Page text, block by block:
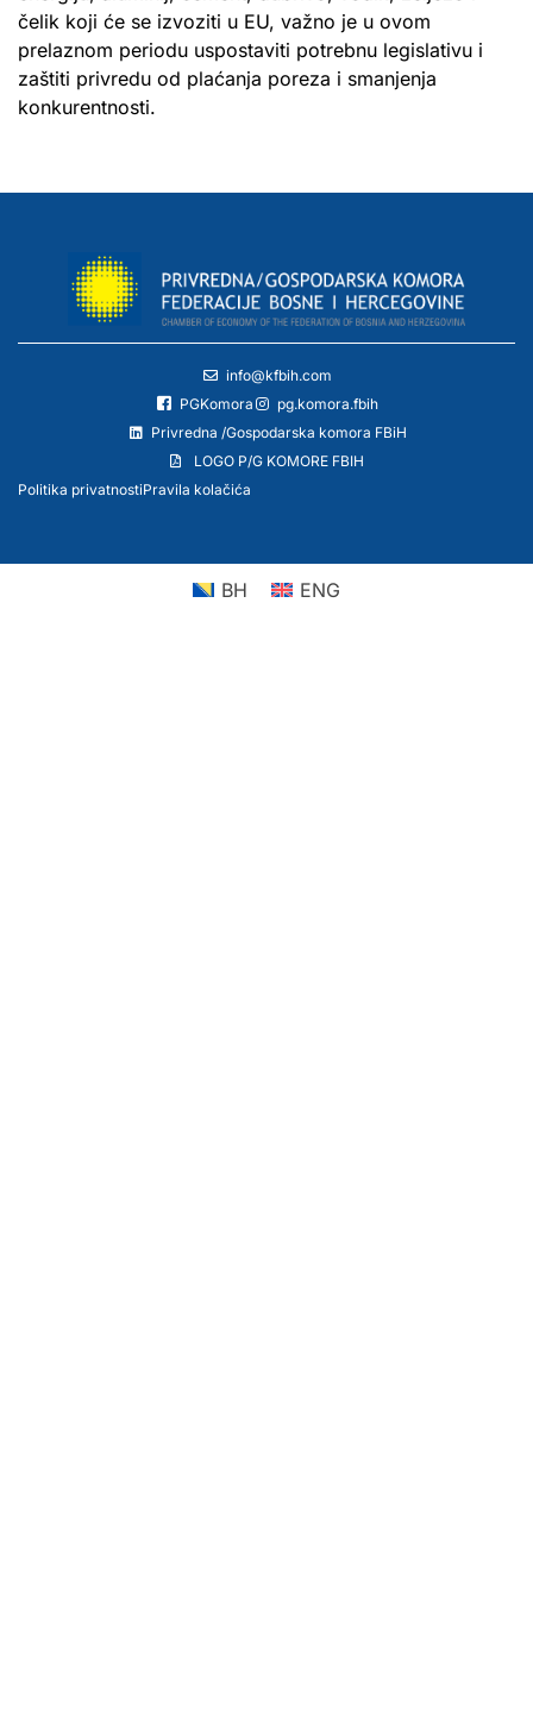
čelik koji će se izvoziti u EU, važno je u ovom
prelaznom periodu uspostaviti potrebnu legislativu i
zaštiti privredu od plaćanja poreza i smanjenja
konkurentnosti.
info@kfbih.com
PGKomora
pg.komora.fbih
Privredna /Gospodarska komora FBiH
LOGO P/G KOMORE FBIH
Politika privatnostiPravila kolačića
BH ENG